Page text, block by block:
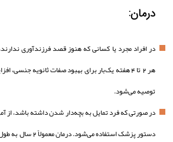
درمان:
در افراد مجرد یا کسانی که هنوز قصد فرزندآوری ندارند،
هر 2 تا 4 هفته یک‌بار برای بهبود صفات ثانویه
توصیه می‌شود.
در صورتی که فرد تمایل به بچه‌دار شدن داشته باشد،
دستور پزشک استفاده